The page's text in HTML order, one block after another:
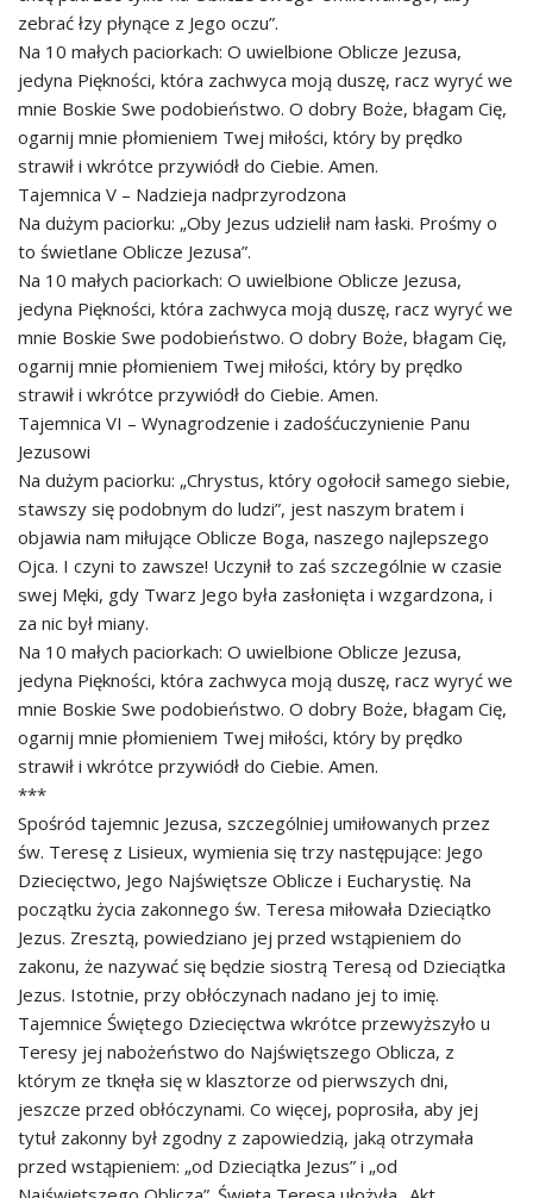
zebrać łzy płynące z Jego oczu”.
Na 10 małych paciorkach: O uwielbione Oblicze Jezusa,
jedyna Piękności, która zachwyca moją duszę, racz wyryć we
mnie Boskie Swe podobieństwo. O dobry Boże, błagam Cię,
ogarnij mnie płomieniem Twej miłości, który by prędko
strawił i wkrótce przywiódł do Ciebie. Amen.
Tajemnica V – Nadzieja nadprzyrodzona
Na dużym paciorku: „Oby Jezus udzielił nam łaski. Prośmy o
to świetlane Oblicze Jezusa”.
Na 10 małych paciorkach: O uwielbione Oblicze Jezusa,
jedyna Piękności, która zachwyca moją duszę, racz wyryć we
mnie Boskie Swe podobieństwo. O dobry Boże, błagam Cię,
ogarnij mnie płomieniem Twej miłości, który by prędko
strawił i wkrótce przywiódł do Ciebie. Amen.
Tajemnica VI – Wynagrodzenie i zadośćuczynienie Panu
Jezusowi
Na dużym paciorku: „Chrystus, który ogołocił samego siebie,
stawszy się podobnym do ludzi”, jest naszym bratem i
objawia nam miłujące Oblicze Boga, naszego najlepszego
Ojca. I czyni to zawsze! Uczynił to zaś szczególnie w czasie
swej Męki, gdy Twarz Jego była zasłonięta i wzgardzona, i
za nic był miany.
Na 10 małych paciorkach: O uwielbione Oblicze Jezusa,
jedyna Piękności, która zachwyca moją duszę, racz wyryć we
mnie Boskie Swe podobieństwo. O dobry Boże, błagam Cię,
ogarnij mnie płomieniem Twej miłości, który by prędko
strawił i wkrótce przywiódł do Ciebie. Amen.
***
Spośród tajemnic Jezusa, szczególniej umiłowanych przez
św. Teresę z Lisieux, wymienia się trzy następujące: Jego
Dziecięctwo, Jego Najświętsze Oblicze i Eucharystię. Na
początku życia zakonnego św. Teresa miłowała Dzieciątko
Jezus. Zresztą, powiedziano jej przed wstąpieniem do
zakonu, że nazywać się będzie siostrą Teresą od Dzieciątka
Jezus. Istotnie, przy obłóczynach nadano jej to imię.
Tajemnice Świętego Dziecięctwa wkrótce przewyższyło u
Teresy jej nabożeństwo do Najświętszego Oblicza, z
którym ze tknęła się w klasztorze od pierwszych dni,
jeszcze przed obłóczynami. Co więcej, poprosiła, aby jej
tytuł zakonny był zgodny z zapowiedzią, jaką otrzymała
przed wstąpieniem: „od Dzieciątka Jezus” i „od